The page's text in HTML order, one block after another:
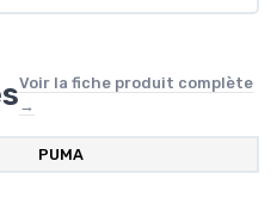
Voir la fiche produit complète
→
PUMA